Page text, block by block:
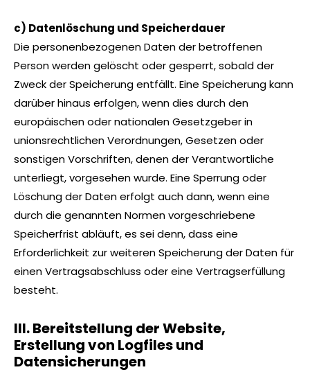
c) Datenlöschung und Speicherdauer
Die personenbezogenen Daten der betroffenen
Person werden gelöscht oder gesperrt, sobald der
Zweck der Speicherung entfällt. Eine Speicherung kann
darüber hinaus erfolgen, wenn dies durch den
europäischen oder nationalen Gesetzgeber in
unionsrechtlichen Verordnungen, Gesetzen oder
sonstigen Vorschriften, denen der Verantwortliche
unterliegt, vorgesehen wurde. Eine Sperrung oder
Löschung der Daten erfolgt auch dann, wenn eine
durch die genannten Normen vorgeschriebene
Speicherfrist abläuft, es sei denn, dass eine
Erforderlichkeit zur weiteren Speicherung der Daten für
einen Vertragsabschluss oder eine Vertragserfüllung
besteht.
III. Bereitstellung der Website,
Erstellung von Logfiles und
Datensicherungen